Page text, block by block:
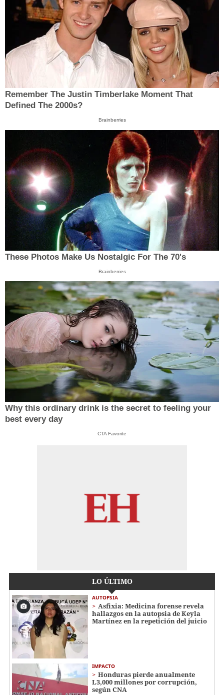
Remember The Justin Timberlake Moment That
Defined The 2000s?
Brainberries
These Photos Make Us Nostalgic For The 70's
Brainberries
Why this ordinary drink is the secret to feeling your
best every day
CTA Favorite
LO ÚLTIMO
AUTOPSIA
Asfixia: Medicina forense revela
hallazgos en la autopsia de Keyla
Martínez en la repetición del juicio
IMPACTO
Honduras pierde anualmente
L3,000 millones por corrupción,
según CNA